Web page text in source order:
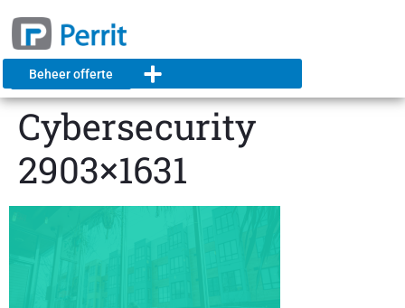
Beheer offerte
Cybersecurity
2903×1631